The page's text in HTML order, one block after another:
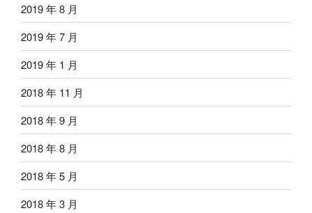
2019 年 8 月
2019 年 7 月
2019 年 1 月
2018 年 11 月
2018 年 9 月
2018 年 8 月
2018 年 5 月
2018 年 3 月